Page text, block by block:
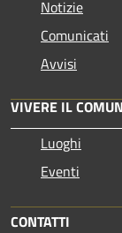
Notizie
Comunicati
Avvisi
VIVERE IL
Luoghi
Eventi
CONTATTI